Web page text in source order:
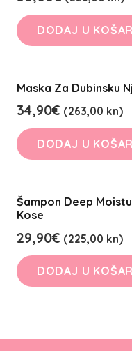
DODAJ U
Maska Za Dubinsku
34,90€ (263,00 kn)
DODAJ U
Šampon Deep
Kose
29,90€ (225,00 kn)
DODAJ U